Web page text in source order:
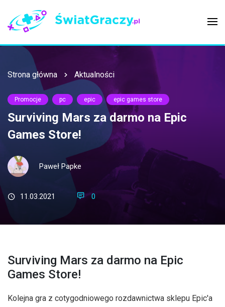
Strona główna Aktualności
Promocje pc epic epic games store
Surviving Mars za darmo na Epic
Games Store!
Paweł Papke
11.03.2021 0
Surviving Mars za darmo na Epic
Games Store!
Kolejna gra z cotygodniowego rozdawnictwa sklepu Epic'a